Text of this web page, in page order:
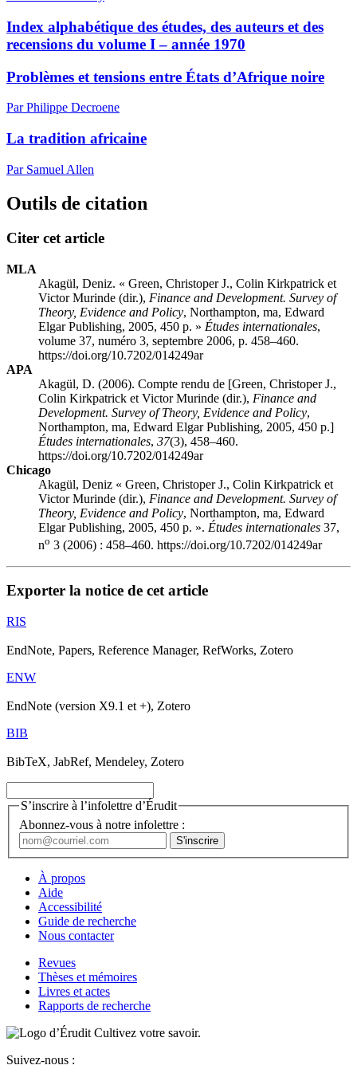
Index alphabétique des études, des auteurs et des
recensions du volume I – année 1970
Problèmes et tensions entre États d’Afrique noire
Par Philippe Decroene
La tradition africaine
Par Samuel Allen
Outils de citation
Citer cet article
MLA
Akagül, Deniz. « Green, Christoper J., Colin Kirkpatrick et
VictorMurinde (dir.), Finance and Development. Survey of
Theory, Evidence and Policy, Northampton, ma, Edward
Elgar Publishing, 2005, 450 p. » Études internationales,
volume 37, numéro 3, septembre 2006, p. 458–460.
https://doi.org/10.7202/014249ar
APA
Akagül, D. (2006). Compte rendu de [Green, Christoper J.,
Colin Kirkpatrick et VictorMurinde (dir.), Finance and
Development. Survey of Theory, Evidence and Policy,
Northampton, ma, Edward Elgar Publishing, 2005, 450 p.]
Études internationales, 37(3), 458–460.
https://doi.org/10.7202/014249ar
Chicago
Akagül, Deniz « Green, Christoper J., Colin Kirkpatrick et
VictorMurinde (dir.), Finance and Development. Survey of
Theory, Evidence and Policy, Northampton, ma, Edward
Elgar Publishing, 2005, 450 p. ». Études internationales 37,
no 3 (2006) : 458–460. https://doi.org/10.7202/014249ar
Exporter la notice de cet article
RIS
EndNote, Papers, Reference Manager, RefWorks, Zotero
ENW
EndNote (version X9.1 et +), Zotero
BIB
BibTeX, JabRef, Mendeley, Zotero
S’inscrire à l’infolettre d’Érudit
Abonnez-vous à notre infolettre :
À propos
Aide
Accessibilité
Guide de recherche
Nous contacter
Revues
Thèses et mémoires
Livres et actes
Rapports de recherche
Cultivez votre savoir.
Suivez-nous :